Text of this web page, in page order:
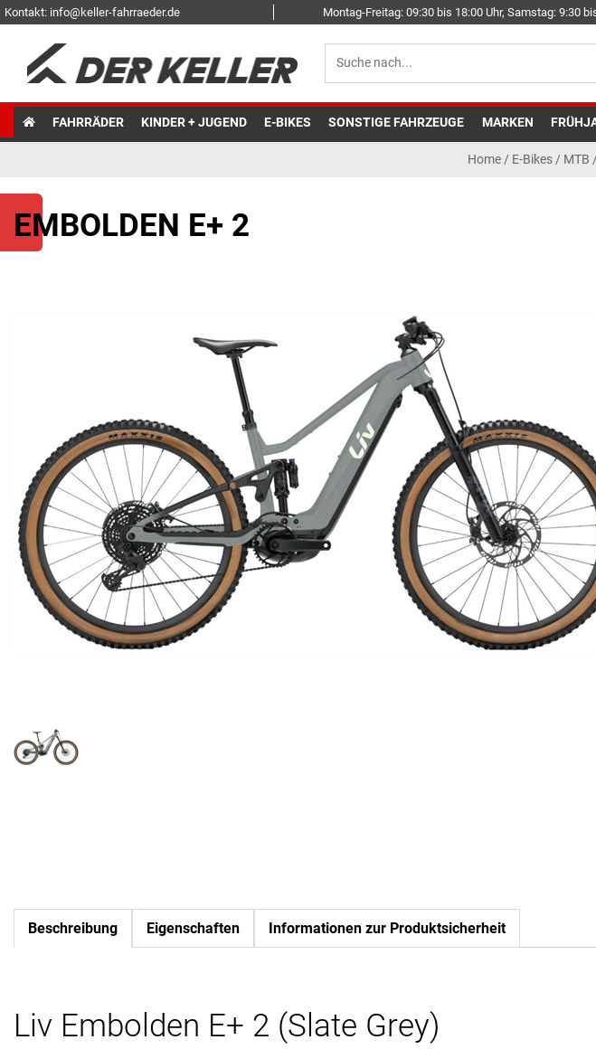
Kontakt: info@keller-fahrraeder.de Montag-Freitag: 09:30 bis 18:00 Uhr, Samstag: 9:30
FAHRRÄDER KINDER + JUGEND E-BIKES SONSTIGE FAHRZEUGE MARKEN
Home / E-Bikes / MTB
EMBOLDEN E+ 2
Beschreibung Eigenschaften Informationen zur Produktsicherheit
Liv Embolden E+ 2 (Slate Grey)